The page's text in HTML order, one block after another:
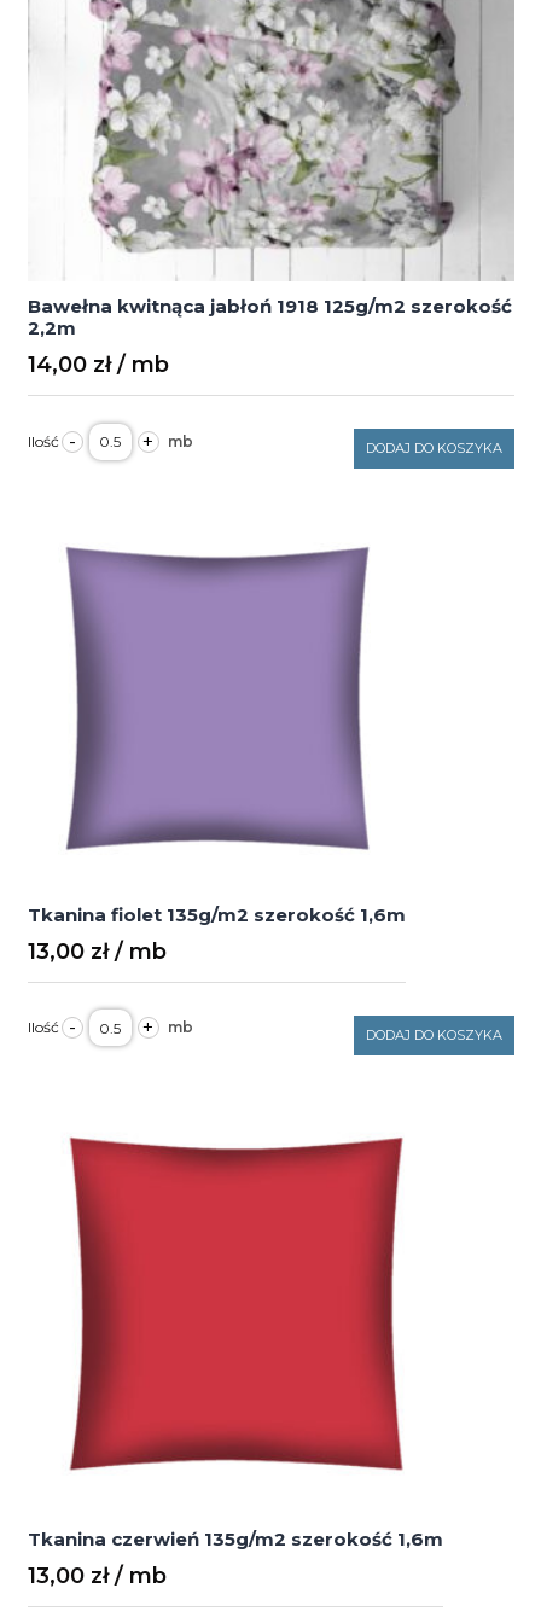
Bawełna kwitnąca jabłoń 1918 125g/m2 szerokość
2,2m
14,00 zł
- ilość
Bawełna
kwitnąca
2,2m
+ DODAJ DO KOSZYKA
Tkanina fiolet 135g/m2 szerokość 1,6m
13,00 zł
- ilość
Tkanina
fiolet
+ DODAJ DO KOSZYKA
Tkanina czerwień 135g/m2 szerokość 1,6m
13,00 zł